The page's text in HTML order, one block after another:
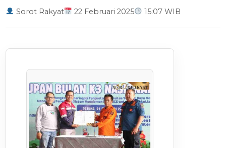
Sorot Rakyat 22 Februari 2025 15:07 WIB